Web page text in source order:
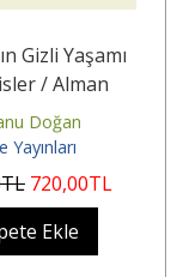
Gizli Yaşamı
/ Alman
Enstitüsü
Doğan
Yayınları
TL 720,00TL
Ekle